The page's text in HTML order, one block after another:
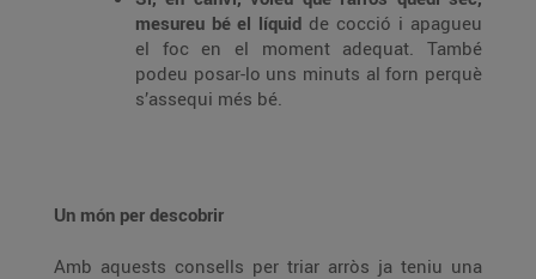
mesureu bé el líquid de cocció i apagueu
el foc en el moment adequat. També
podeu posar-lo uns minuts al forn perquè
s’assequi més bé.
Un món per descobrir
Amb aquests consells per triar arròs ja teniu una